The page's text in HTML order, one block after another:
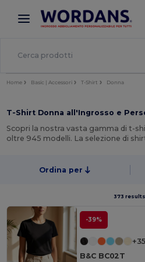
× App Wordans
Prezzi migliori sull'app!
Home Basic | Accessori T-Shirt Donna
T-Shirt Donna all'Ingrosso e
Scopri la nostra vasta gamma di t-
oltre 945 modelli. La selezione di
Ordina per
373
-39%
+35
B&C BC02T